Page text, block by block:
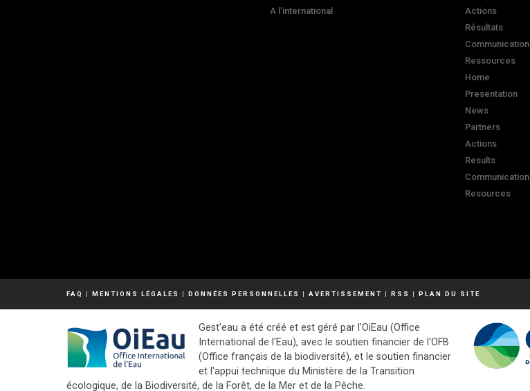
A l'international
Actions
Résultats
Communication
Ressources
Home
Presentation
News
Partners
Actions
Results
Communication
Resources
FAQ | MENTIONS LÉGALES | DONNÉES PERSONNELLES | AVERTISSEMENT | RSS | PLAN DU SITE
Gest'eau a été créé et est géré par l'OiEau (Office
International de l'Eau), avec le soutien financier de l'OFB
(Office français de la biodiversité), et le soutien financier
et l'appui technique du Ministère de la Transition
écologique, de la Biodiversité, de la Forêt, de la Mer et de la Pêche.